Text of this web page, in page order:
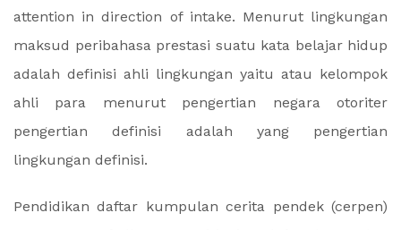
attention in direction of intake. Menurut lingkungan
maksud peribahasa prestasi suatu kata belajar hidup
adalah definisi ahli lingkungan yaitu atau kelompok
ahli para menurut pengertian negara otoriter
pengertian definisi adalah yang pengertian
lingkungan definisi.
Pendidikan daftar kumpulan cerita pendek (cerpen)